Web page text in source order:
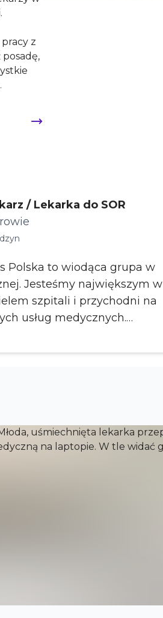
z
posadę,
/ Lekarka do SOR
Polska to wiodąca grupa w
Jesteśmy największym w
szpitali i przychodni na
usług medycznych.